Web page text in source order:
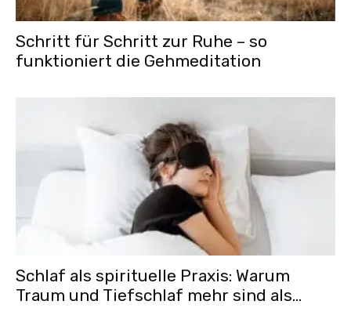
Schritt für Schritt zur Ruhe – so
funktioniert die Gehmeditation
Schlaf als spirituelle Praxis: Warum
Traum und Tiefschlaf mehr sind als...